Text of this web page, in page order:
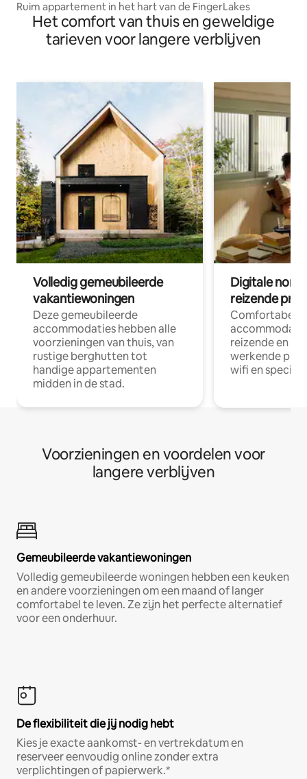
Ruim appartement in het hart van de FingerLakes
Het comfort van thuis en geweldige
tarieven voor langere verblijven
Volledig gemeubileerde
vakantiewoningen
Deze gemeubileerde
accommodaties hebben alle
voorzieningen van thuis, van
rustige berghutten tot
handige appartementen
midden in de stad.
Digitale
reizende
Comfortabele
reizende en
werkende
wifi en
Voorzieningen en voordelen voor
langere verblijven
Gemeubileerde vakantiewoningen
Volledig gemeubileerde woningen hebben een keuken
en andere voorzieningen om een maand of langer
comfortabel te leven. Ze zijn het perfecte alternatief
voor een onderhuur.
De flexibiliteit die jij nodig hebt
Kies je exacte aankomst- en vertrekdatum en
reserveer eenvoudig online zonder extra
verplichtingen of papierwerk.*